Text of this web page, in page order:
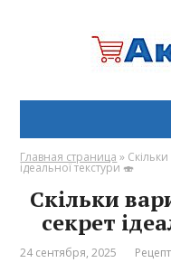
Главная страница »
ідеальної текстури 🍣
Скільки
секрет
24 сентября, 2025